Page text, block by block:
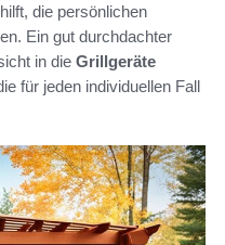
die persönlichen
Ein gut durchdachter
in die Grillgeräte
für jeden individuellen Fall